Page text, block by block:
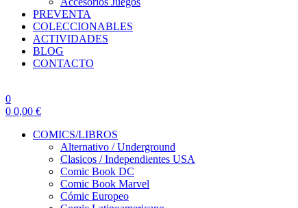
PREVENTA
COLECCIONABLES
ACTIVIDADES
BLOG
CONTACTO
0
0 0,00 €
COMICS/LIBROS
Alternativo / Underground
Clasicos / Independientes USA
Comic Book DC
Comic Book Marvel
Cómic Europeo